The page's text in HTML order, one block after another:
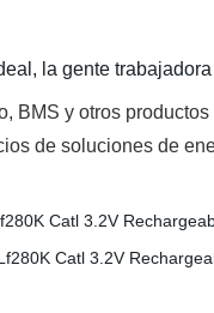
la gente
BMS y otros
de soluciones de